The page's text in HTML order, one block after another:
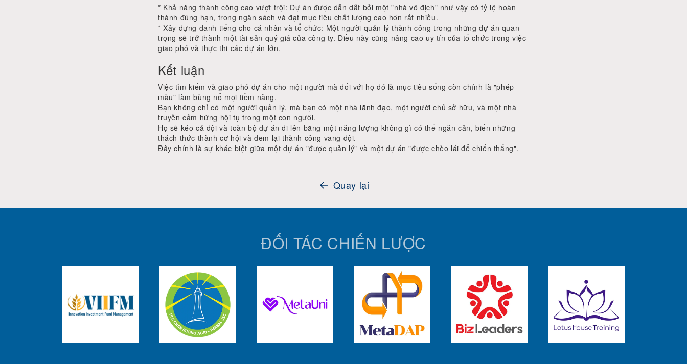
* Khả năng thành công cao vượt trội: Dự án được dẫn dắt bởi một "nhà vô địch" như vậy có tỷ lệ hoàn
thành đúng hạn, trong ngân sách và đạt mục tiêu chất lượng cao hơn rất nhiều.
* Xây dựng danh tiếng cho cá nhân và tổ chức: Một người quản lý thành công trong những dự án quan
trọng sẽ trở thành một tài sản quý giá của công ty. Điều này cũng nâng cao uy tín của tổ chức trong việc
giao phó và thực thi các dự án lớn.
Kết luận
Việc tìm kiếm và giao phó dự án cho một người mà đối với họ đó là mục tiêu sống còn chính là "phép
màu" làm bùng nổ mọi tiềm năng.
Bạn không chỉ có một người quản lý, mà bạn có một nhà lãnh đạo, một người chủ sở hữu, và một nhà
truyền cảm hứng hội tụ trong một con người.
Họ sẽ kéo cả đội và toàn bộ dự án đi lên bằng một năng lượng không gì có thể ngăn cản, biến những
thách thức thành cơ hội và đem lại thành công vang dội.
Đây chính là sự khác biệt giữa một dự án "được quản lý" và một dự án "được chèo lái để chiến thắng".
Quay lại
ĐỐI TÁC CHIẾN LƯỢC